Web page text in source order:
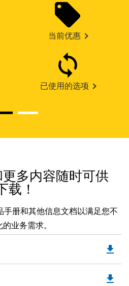
当前优惠
已使用的选项
多内容随时可供
载！
册和其他信息文档以满足您不
业务需求。
file_download
file_download